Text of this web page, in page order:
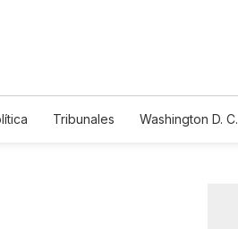
Tribunales Washington D. C.